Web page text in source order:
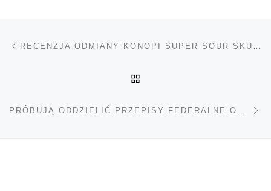
Nawigacja wpisu